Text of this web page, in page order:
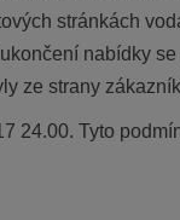
stránkách
nabídky
ze strany
24.00. Tyto